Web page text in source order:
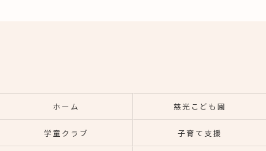
ホーム 慈光こども園
学童クラブ 子育て支援